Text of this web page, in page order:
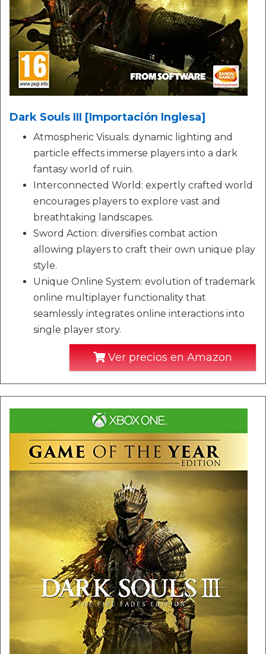
Dark Souls III [Importación Inglesa]
Atmospheric Visuals: dynamic lighting and
particle effects immerse players into a dark
fantasy world of ruin.
Interconnected World: expertly crafted world
encourages players to explore vast and
breathtaking landscapes.
Sword Action: diversifies combat action
allowing players to craft their own unique play
style.
Unique Online System: evolution of trademark
online multiplayer functionality that
seamlessly integrates online interactions into
single player story.
Ver precios en Amazon